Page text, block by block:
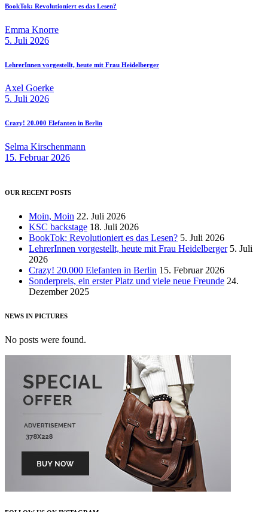
BookTok: Revolutioniert es das Lesen?
Emma Knorre
5. Juli 2026
LehrerInnen vorgestellt, heute mit Frau Heidelberger
Axel Goerke
5. Juli 2026
Crazy! 20.000 Elefanten in Berlin
Selma Kirschenmann
15. Februar 2026
OUR RECENT POSTS
Moin, Moin 22. Juli 2026
KSC backstage 18. Juli 2026
BookTok: Revolutioniert es das Lesen? 5. Juli 2026
LehrerInnen vorgestellt, heute mit Frau Heidelberger 5. Juli
2026
Crazy! 20.000 Elefanten in Berlin 15. Februar 2026
Sonderpreis, ein erster Platz und viele neue Freunde 24.
Dezember 2025
NEWS IN PICTURES
No posts were found.